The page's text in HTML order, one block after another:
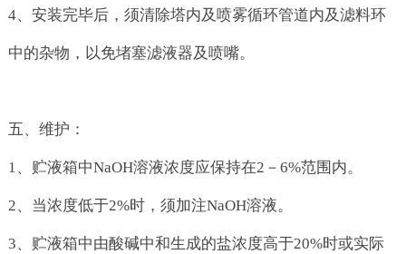
4、安装完毕后，须清除塔内及喷雾循环管道内及滤料环
中的杂物，以免堵塞滤液器及喷嘴。
五、维护：
1、贮液箱中NaOH溶液浓度应保持在2－6%范围内。
2、当浓度低于2%时，须加注NaOH溶液。
3、贮液箱中由酸碱中和生成的盐浓度高于20%时或实际